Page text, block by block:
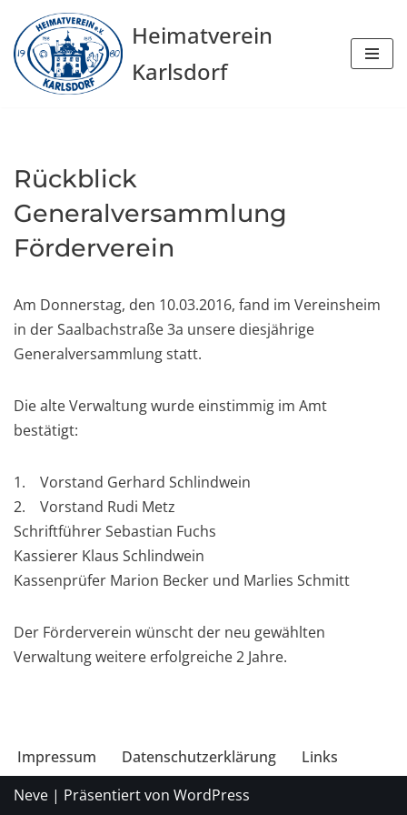
Zum
Inhalt
springen
Heimatverein
Karlsdorf
Rückblick
Generalversammlung
Förderverein
Am Donnerstag, den 10.03.2016, fand im Vereinsheim
in der Saalbachstraße 3a unsere diesjährige
Generalversammlung statt.
Die alte Verwaltung wurde einstimmig im Amt
bestätigt:
1. Vorstand Gerhard Schlindwein
2. Vorstand Rudi Metz
Schriftführer Sebastian Fuchs
Kassierer Klaus Schlindwein
Kassenprüfer Marion Becker und Marlies Schmitt
Der Förderverein wünscht der neu gewählten
Verwaltung weitere erfolgreiche 2 Jahre.
Impressum Datenschutzerklärung
Links
Neve | Präsentiert von WordPress